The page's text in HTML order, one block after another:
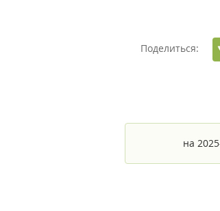
Поделиться:
на